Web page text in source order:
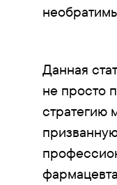
Данная
не просто
стратегию